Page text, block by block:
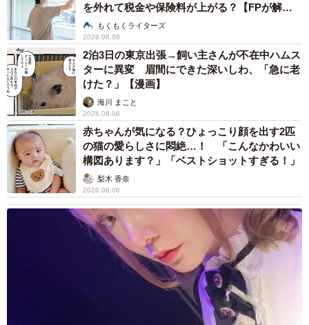
を外れて税金や保険料が上がる？【FPが解
説】もくもくライターズ
2026.08.08
2泊3日の東京出張→飼い主さんが不在中ハムス
ターに異変 眉間にできた深いしわ、「急に老
けた？」【漫画】
海川 まこと
2026.08.08
赤ちゃんが気になる？ひょっこり顔を出す2匹
の猫の愛らしさに悶絶…！ 「こんなかわいい
構図あります？」「ベストショットすぎる！」
梨木 香奈
2026.08.08